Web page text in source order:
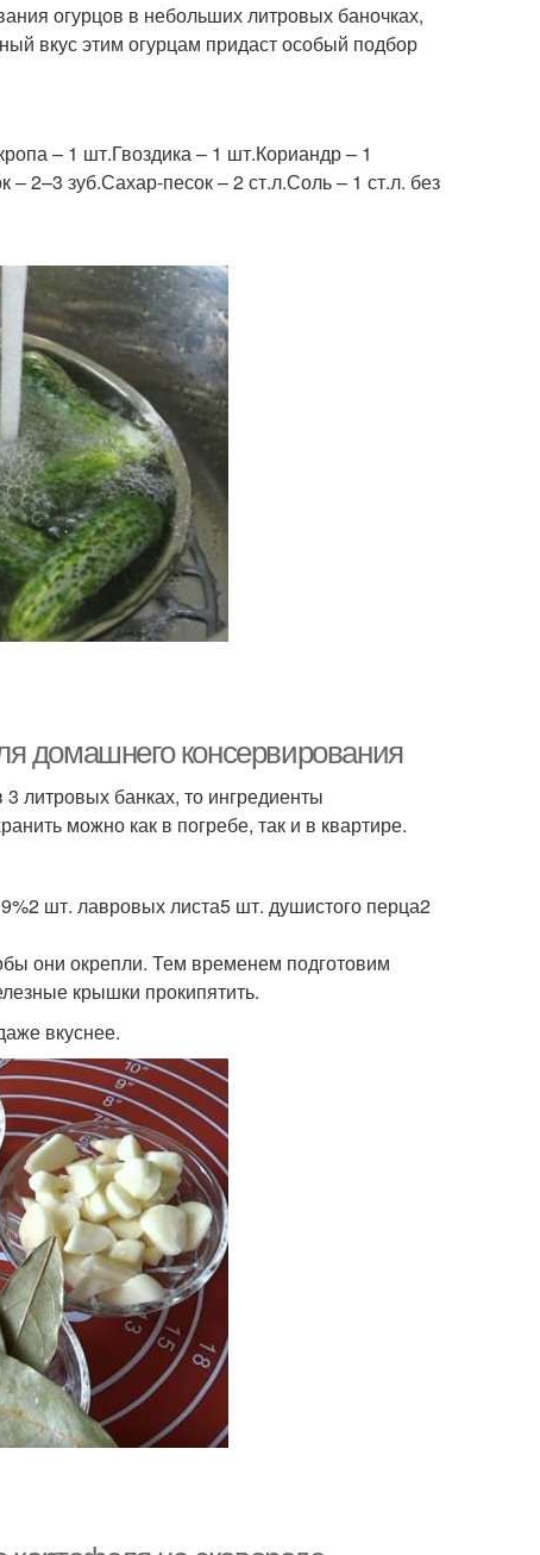
огурцов в небольших литровых баночках,
вкус этим огурцам придаст особый подбор
– 1 шт.Гвоздика – 1 шт.Кориандр – 1
зуб.Сахар-песок – 2 ст.л.Соль – 1 ст.л. без
домашнего консервирования
литровых банках, то ингредиенты
можно как в погребе, так и в квартире.
шт. лавровых листа5 шт. душистого перца2
они окрепли. Тем временем подготовим
крышки прокипятить.
вкуснее.